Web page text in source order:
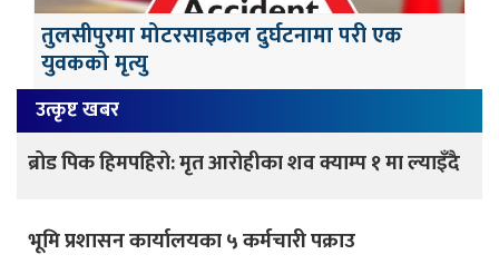
तुलसीपुरमा मोटरसाइकल दुर्घटनामा परी एक
युवकको मृत्यु
उत्कृष्ट खबर
ब्रोड पिक हिमपहिरो: मृत आरोहीका शव क्याम्प १ मा ल्याइँदै
भूमि प्रशासन कार्यालयका ५ कर्मचारी पक्राउ